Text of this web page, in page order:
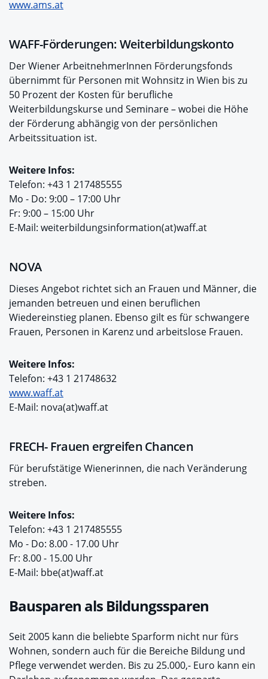
www.ams.at
WAFF-Förderungen: Weiterbildungskonto
Der Wiener ArbeitnehmerInnen Förderungsfonds
übernimmt für Personen mit Wohnsitz in Wien bis zu
50 Prozent der Kosten für berufliche
Weiterbildungskurse und Seminare – wobei die Höhe
der Förderung abhängig von der persönlichen
Arbeitssituation ist.
Weitere Infos:
Telefon: +43 1 217485555
Mo - Do: 9:00 – 17:00 Uhr
Fr: 9:00 – 15:00 Uhr
E-Mail: weiterbildungsinformation(at)waff.at
NOVA
Dieses Angebot richtet sich an Frauen und Männer, die
jemanden betreuen und einen beruflichen
Wiedereinstieg planen. Ebenso gilt es für schwangere
Frauen, Personen in Karenz und arbeitslose Frauen.
Weitere Infos:
Telefon: +43 1 21748632
www.waff.at
E-Mail: nova(at)waff.at
FRECH- Frauen ergreifen Chancen
Für berufstätige Wienerinnen, die nach Veränderung
streben.
Weitere Infos:
Telefon: +43 1 217485555
Mo - Do: 8.00 - 17.00 Uhr
Fr: 8.00 - 15.00 Uhr
E-Mail: bbe(at)waff.at
Bausparen als Bildungssparen
Seit 2005 kann die beliebte Sparform nicht nur fürs
Wohnen, sondern auch für die Bereiche Bildung und
Pflege verwendet werden. Bis zu 25.000,- Euro kann ein